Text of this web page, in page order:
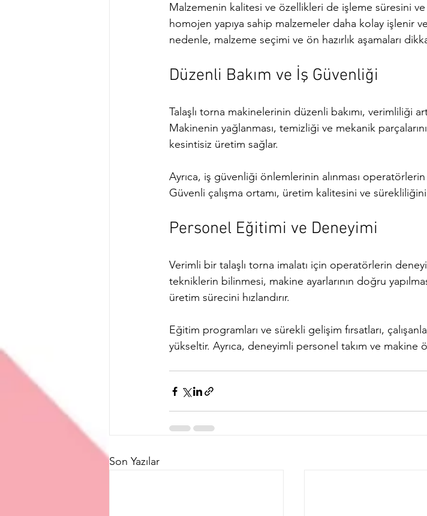
Malzemenin kalitesi ve özellikleri de işleme süresini
homojen yapıya sahip malzemeler daha kolay işlenir
nedenle, malzeme seçimi ve ön hazırlık aşamaları
Düzenli Bakım ve İş Güvenliği
Talaşlı torna makinelerinin düzenli bakımı, verimliliği
Makinenin yağlanması, temizliği ve mekanik
kesintisiz üretim sağlar.
Ayrıca, iş güvenliği önlemlerinin alınması operatörlerin
Güvenli çalışma ortamı, üretim kalitesini ve
Personel Eğitimi ve Deneyimi
Verimli bir talaşlı torna imalatı için operatörlerin
tekniklerin bilinmesi, makine ayarlarının doğru
üretim sürecini hızlandırır.
Eğitim programları ve sürekli gelişim fırsatları,
yükseltir. Ayrıca, deneyimli personel takım ve makine
Son Yazılar